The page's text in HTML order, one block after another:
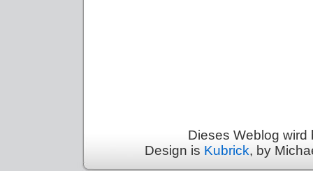
Dieses Weblog
Design is Kubrick, by